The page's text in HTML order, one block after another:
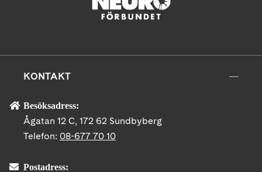
KONTAKT
Besöksadress:
Ågatan 12 C, 172 62 Sundbyberg
Telefon: 08-677 70 10
Postadress: